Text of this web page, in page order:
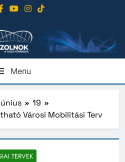
Menu
19
Városi Mobilitási Terv
TERVEK